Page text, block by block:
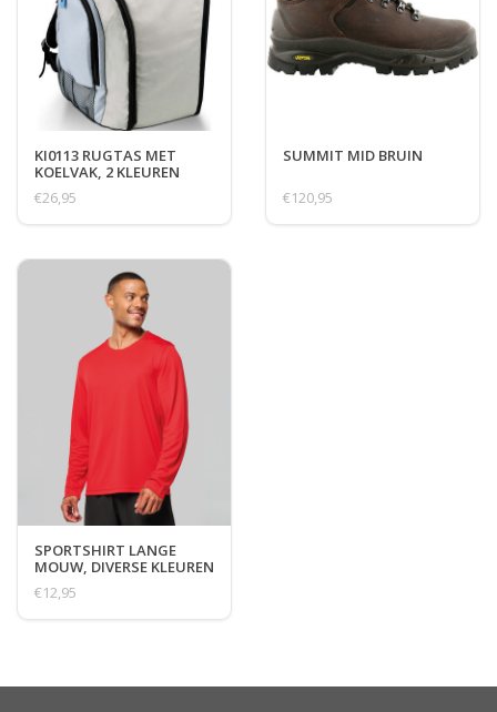
KI0113 RUGTAS MET
KOELVAK, 2 KLEUREN
€26,95
SUMMIT MID BRUIN
€120,95
SPORTSHIRT LANGE
MOUW, DIVERSE KLEUREN
€12,95